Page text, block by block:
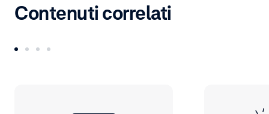
Contenuti correlati